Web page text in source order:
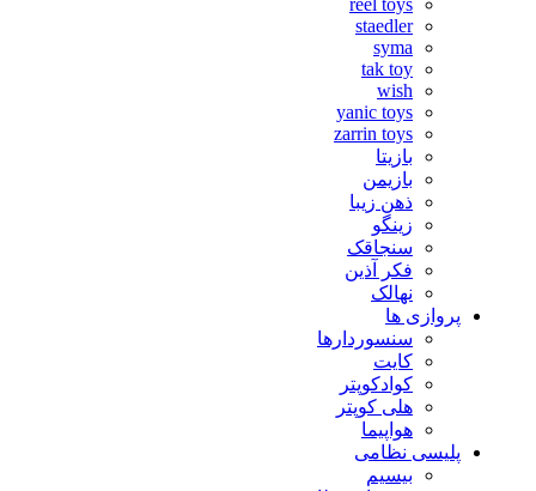
staedler
syma
tak toy
wish
yanic toys
zarrin toys
بازیتا
بازیمن
ذهن زیبا
زینگو
سنجاقک
فکر آذین
نهالک
پروازی ها
سنسوردارها
کایت
کوادکوپتر
هلی کوپتر
هواپیما
پلیسی نظامی
بیسیم